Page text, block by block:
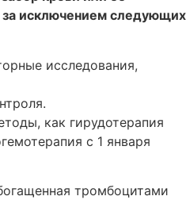
исключением следующих
исследования,
как гирудотерапия
с 1 января
тромбоцитами